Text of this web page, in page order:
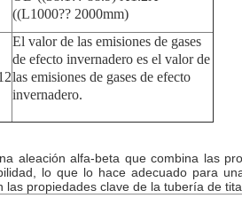
((L1000?? 2000mm)
El valor de las emisiones de gases
de efecto invernadero es el valor de
las emisiones de gases de efecto
invernadero.
aleación alfa-beta que combina las
lo que lo hace adecuado para
propiedades clave de la tubería de